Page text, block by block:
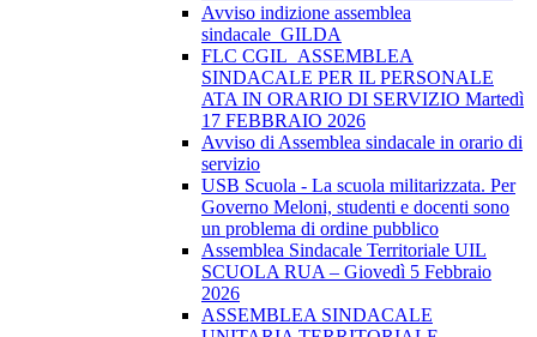
Avviso indizione assemblea
sindacale_GILDA
FLC CGIL_ASSEMBLEA
SINDACALE PER IL PERSONALE
ATA IN ORARIO DI SERVIZIO Martedì
17 FEBBRAIO 2026
Avviso di Assemblea sindacale in orario di
servizio
USB Scuola - La scuola militarizzata. Per
Governo Meloni, studenti e docenti sono
un problema di ordine pubblico
Assemblea Sindacale Territoriale UIL
SCUOLA RUA – Giovedì 5 Febbraio
2026
ASSEMBLEA SINDACALE